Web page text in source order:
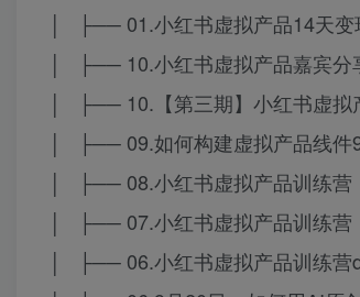
│ ├── 01.小红书虚拟产品14天变
│ ├── 10.小红书虚拟产品嘉宾分
│ ├── 10.【第三期】小红书虚拟
│ ├── 09.如何构建虚拟产品线件
│ ├── 08.小红书虚拟产品训练营
│ ├── 07.小红书虚拟产品训练营
│ ├── 06.小红书虚拟产品训练营